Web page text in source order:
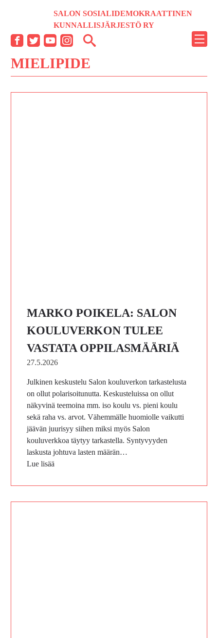
SALON SOSIALIDEMOKRAATTINEN
KUNNALLISJÄRJESTÖ RY
MIELIPIDE
MARKO POIKELA: SALON
KOULUVERKON TULEE
VASTATA OPPILASMÄÄRIÄ
27.5.2026
Julkinen keskustelu Salon kouluverkon tarkastelusta
on ollut polarisoitunutta. Keskusteluissa on ollut
näkyvinä teemoina mm. iso koulu vs. pieni koulu
sekä raha vs. arvot. Vähemmälle huomiolle vaikutti
jäävän juurisyy siihen miksi myös Salon
kouluverkkoa täytyy tarkastella. Syntyvyyden
laskusta johtuva lasten määrän…
Lue lisää